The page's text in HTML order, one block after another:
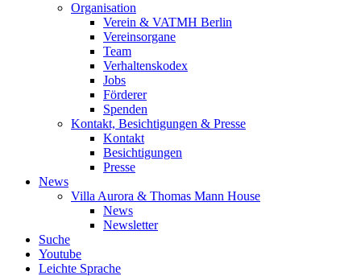
Organisation
Verein & VATMH Berlin
Vereinsorgane
Team
Verhaltenskodex
Jobs
Förderer
Spenden
Kontakt, Besichtigungen & Presse
Kontakt
Besichtigungen
Presse
News
Villa Aurora & Thomas Mann House
News
Newsletter
Suche
Youtube
Leichte Sprache